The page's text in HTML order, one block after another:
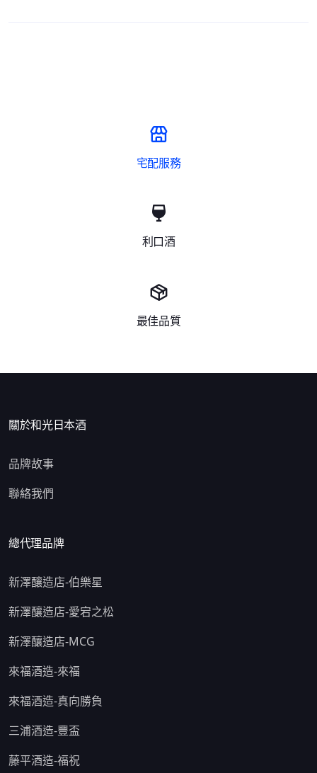
宅配服務
利口酒
最佳品質
關於和光日本酒
品牌故事
聯絡我們
總代理品牌
新澤釀造店-伯樂星
新澤釀造店-愛宕之松
新澤釀造店-MCG
來福酒造-來福
來福酒造-真向勝負
三浦酒造-豐盃
藤平酒造-福祝